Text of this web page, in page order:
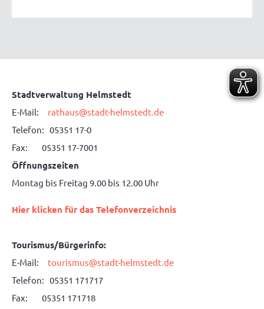
Stadtverwaltung Helmstedt
E-Mail: rathaus@stadt-helmstedt.de
Telefon: 05351 17-0
Fax: 05351 17-7001
Öffnungszeiten
Montag bis Freitag 9.00 bis 12.00 Uhr
Hier klicken für das Telefonverzeichnis
Tourismus/Bürgerinfo:
E-Mail: tourismus@stadt-helmstedt.de
Telefon: 05351 171717
Fax: 05351 171718